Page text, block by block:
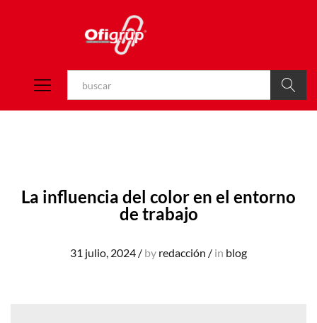
Buscar
La influencia del color en el entorno
de trabajo
31 julio, 2024 / by redacción / in blog